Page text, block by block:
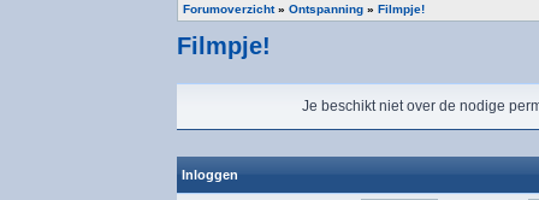
Forumoverzicht» Ontspanning » Filmpje!
Filmpje!
Je beschikt niet over de nodige
Inloggen